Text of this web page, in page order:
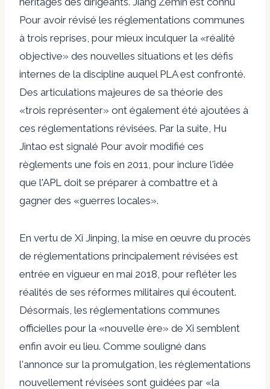
Pour avoir révisé les réglementations communes
à trois reprises, pour mieux inculquer la «réalité
objective» des nouvelles situations et les défis
internes de la discipline auquel PLA est confronté.
Des articulations majeures de sa théorie des
«trois représenter» ont également été ajoutées à
ces réglementations révisées. Par la suite, Hu
Jintao est signalé Pour avoir modifié ces
règlements une fois en 2011, pour inclure l'idée
que l'APL doit se préparer à combattre et à
gagner des «guerres locales».
En vertu de Xi Jinping, la mise en œuvre du procès
de réglementations principalement révisées est
entrée en vigueur en mai 2018, pour refléter les
réalités de ses réformes militaires qui écoutent.
Désormais, les réglementations communes
officielles pour la «nouvelle ère» de Xi semblent
enfin avoir eu lieu. Comme souligné dans
l'annonce sur la promulgation, les réglementations
nouvellement révisées sont guidées par «la